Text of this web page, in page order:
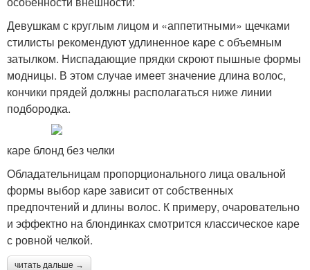
Девушкам с круглым лицом и «аппетитными» щечками
стилисты рекомендуют удлиненное каре с объемным
затылком. Ниспадающие прядки скроют пышные формы
модницы. В этом случае имеет значение длина волос,
кончики прядей должны располагаться ниже линии
подбородка.
каре блонд без челки
Обладательницам пропорционального лица овальной
формы выбор каре зависит от собственных
предпочтений и длины волос. К примеру, очаровательно
и эффектно на блондинках смотрится классическое каре
с ровной челкой.
читать дальше →